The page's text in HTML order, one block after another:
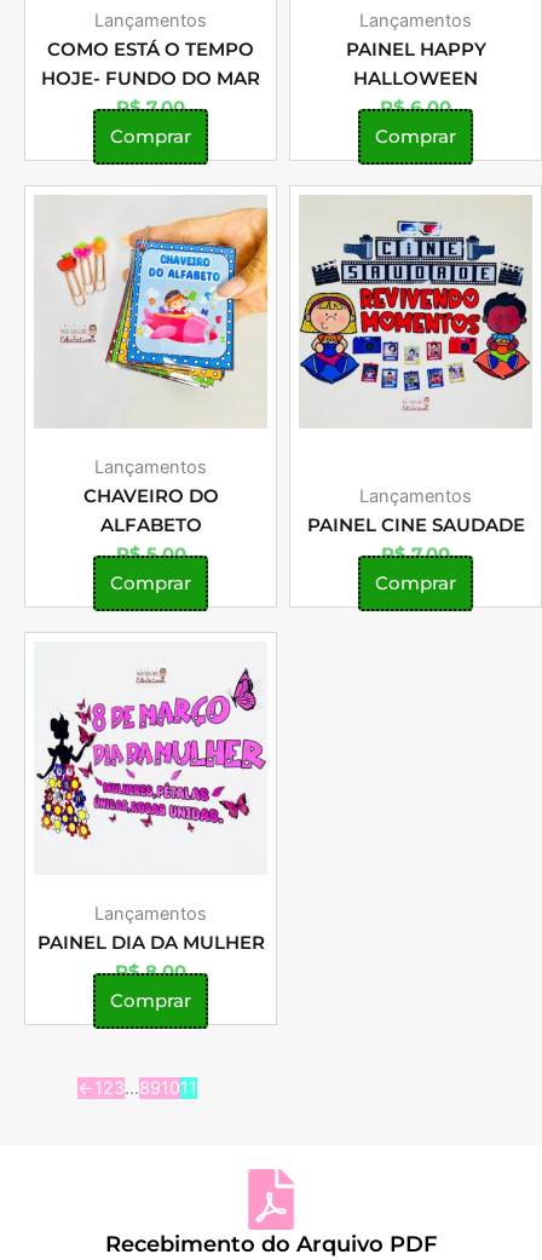
Lançamentos
COMO ESTÁ O TEMPO
HOJE- FUNDO DO MAR
R$7,00
Comprar
Lançamentos
PAINEL HAPPY
HALLOWEEN
R$6,00
Comprar
Lançamentos
CHAVEIRO DO
ALFABETO
R$5,00
Comprar
Lançamentos
PAINEL CINE SAUDADE
R$7,00
Comprar
Lançamentos
PAINEL DIA DA MULHER
R$8,00
Comprar
←123…891011
Recebimento do Arquivo PDF